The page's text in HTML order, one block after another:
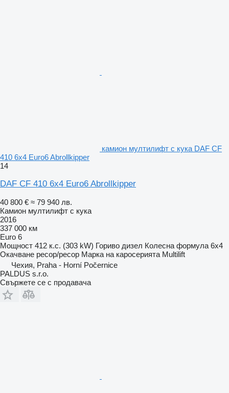
камион мултилифт с кука DAF CF
410 6x4 Euro6 Abrollkipper
14
DAF CF 410 6x4 Euro6 Abrollkipper
40 800 € ≈ 79 940 лв.
Камион мултилифт с кука
2016
337 000 км
Euro 6
Мощност 412 к.с. (303 kW) Гориво дизел Колесна формула 6x4
Окачване ресор/ресор Марка на каросерията Multilift
Чехия, Praha - Horní Počernice
PALDUS s.r.o.
Свържете се с продавача